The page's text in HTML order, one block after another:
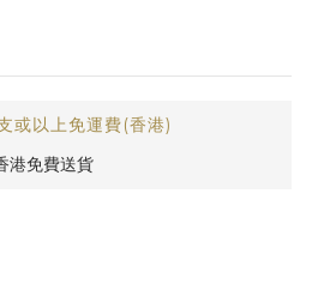
或以上免運費(香港)
港免費送貨